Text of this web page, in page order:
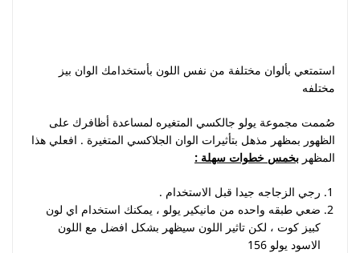
استمتعي بألوان مختلفة من نفس اللون بأستخدامك الوان بيز
مختلفه
صُممت مجموعة يولو جالكسي المتغيره لمساعدة أظافرك على
الظهور بمظهر مذهل بتأثيرات الوان الجلاكسي المتغيرة . افعلي هذا
المظهر بخمس خطوات سهلة :
رجي الزجاجه جيدا قبل الاستخدام .
ضعي طبقه واحده من مانيكير يولو ، يمكنك استخدام اي لون
كبيز كوت ، لكن تاثير اللون سيظهر بشكل افضل مع اللون
الاسود يولو 156